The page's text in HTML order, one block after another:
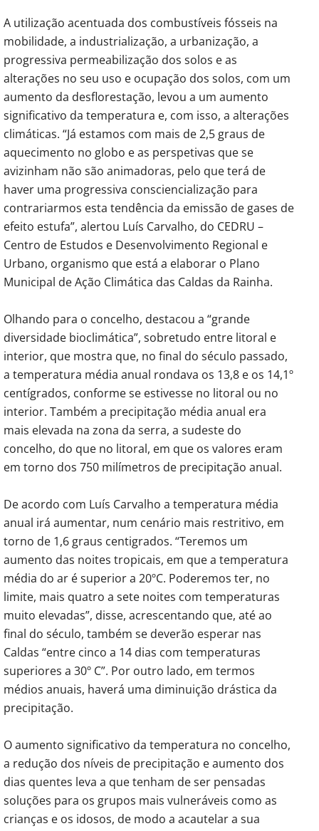
A utilização acentuada dos combustíveis fósseis na
mobilidade, a industrialização, a urbanização, a
progressiva permeabilização dos solos e as
alterações no seu uso e ocupação dos solos, com um
aumento da desflorestação, levou a um aumento
significativo da temperatura e, com isso, a alterações
climáticas. “Já estamos com mais de 2,5 graus de
aquecimento no globo e as perspetivas que se
avizinham não são animadoras, pelo que terá de
haver uma progressiva consciencialização para
contrariarmos esta tendência da emissão de gases de
efeito estufa”, alertou Luís Carvalho, do CEDRU –
Centro de Estudos e Desenvolvimento Regional e
Urbano, organismo que está a elaborar o Plano
Municipal de Ação Climática das Caldas da Rainha.
Olhando para o concelho, destacou a “grande
diversidade bioclimática”, sobretudo entre litoral e
interior, que mostra que, no final do século passado,
a temperatura média anual rondava os 13,8 e os 14,1º
centígrados, conforme se estivesse no litoral ou no
interior. Também a precipitação média anual era
mais elevada na zona da serra, a sudeste do
concelho, do que no litoral, em que os valores eram
em torno dos 750 milímetros de precipitação anual.
De acordo com Luís Carvalho a temperatura média
anual irá aumentar, num cenário mais restritivo, em
torno de 1,6 graus centigrados. “Teremos um
aumento das noites tropicais, em que a temperatura
média do ar é superior a 20ºC. Poderemos ter, no
limite, mais quatro a sete noites com temperaturas
muito elevadas”, disse, acrescentando que, até ao
final do século, também se deverão esperar nas
Caldas “entre cinco a 14 dias com temperaturas
superiores a 30º C”. Por outro lado, em termos
médios anuais, haverá uma diminuição drástica da
precipitação.
O aumento significativo da temperatura no concelho,
a redução dos níveis de precipitação e aumento dos
dias quentes leva a que tenham de ser pensadas
soluções para os grupos mais vulneráveis como as
crianças e os idosos, de modo a acautelar a sua